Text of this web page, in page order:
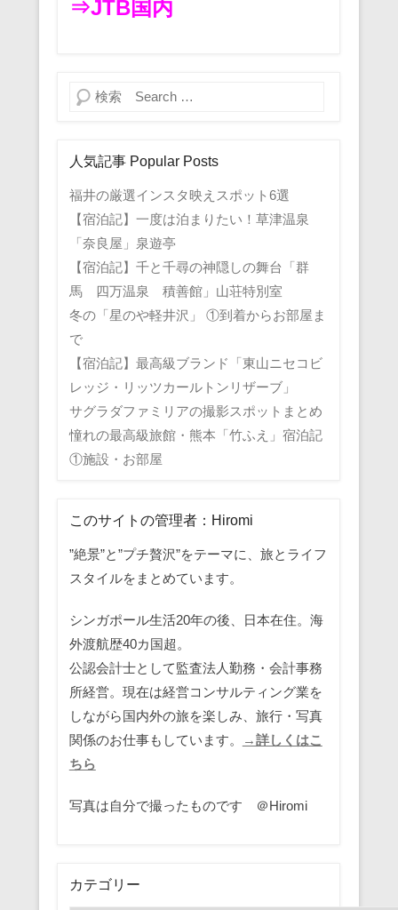
⇒JTB国内
検索
人気記事 Popular Posts
福井の厳選インスタ映えスポット6選
【宿泊記】一度は泊まりたい！草津温泉
「奈良屋」泉遊亭
【宿泊記】千と千尋の神隠しの舞台「群
馬 四万温泉 積善館」山荘特別室
冬の「星のや軽井沢」 ①到着からお部屋ま
で
【宿泊記】最高級ブランド「東山ニセコビ
レッジ・リッツカールトンリザーブ」
サグラダファミリアの撮影スポットまとめ
憧れの最高級旅館・熊本「竹ふえ」宿泊記
①施設・お部屋
このサイトの管理者：Hiromi
”絶景”と”プチ贅沢”をテーマに、旅とライフ
スタイルをまとめています。
シンガポール生活20年の後、日本在住。海
外渡航歴40カ国超。
公認会計士として監査法人勤務・会計事務
所経営。現在は経営コンサルティング業を
しながら国内外の旅を楽しみ、旅行・写真
関係のお仕事もしています。
→詳しくはこ
ちら
写真は自分で撮ったものです ＠Hiromi
カテゴリー